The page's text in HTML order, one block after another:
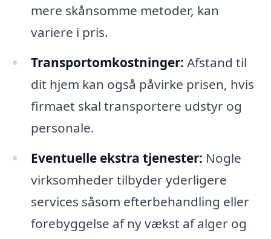
mere skånsomme metoder, kan
variere i pris.
Transportomkostninger: Afstand til
dit hjem kan også påvirke prisen, hvis
firmaet skal transportere udstyr og
personale.
Eventuelle ekstra tjenester: Nogle
virksomheder tilbyder yderligere
services såsom efterbehandling eller
forebyggelse af ny vækst af alger og